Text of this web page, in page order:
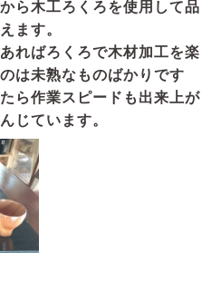
ら木工ろくろを使用して品
ます。
ればろくろで木材加工を楽
は未熟なものばかりです
ら作業スピードも出来上が
じています。